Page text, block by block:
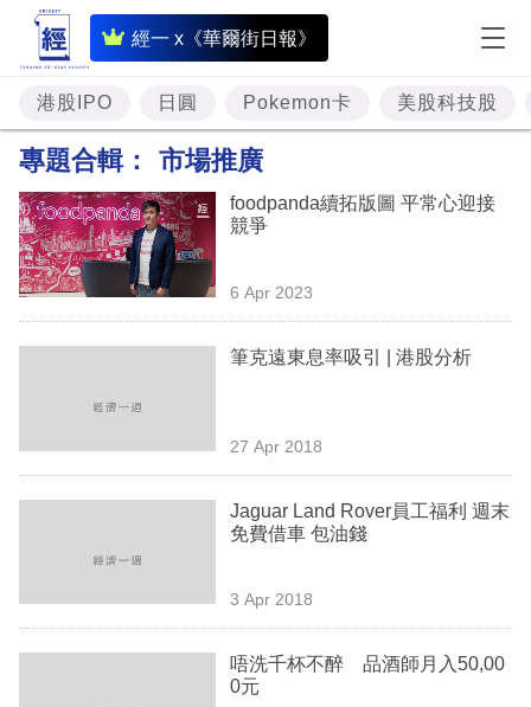
經一 x《華爾街日報》
即
時
財
經
題
投
資
樓
技
港股IPO 日圓 Pokemon卡 美股科技股
專題合輯： 市場推廣
foodpanda續拓版圖 平常心迎接
競爭
6 Apr 2023
筆克遠東息率吸引 | 港股分析
27 Apr 2018
Jaguar Land Rover員工福利 週末
免費借車 包油錢
3 Apr 2018
唔洗千杯不醉 品酒師月入50,00
0元